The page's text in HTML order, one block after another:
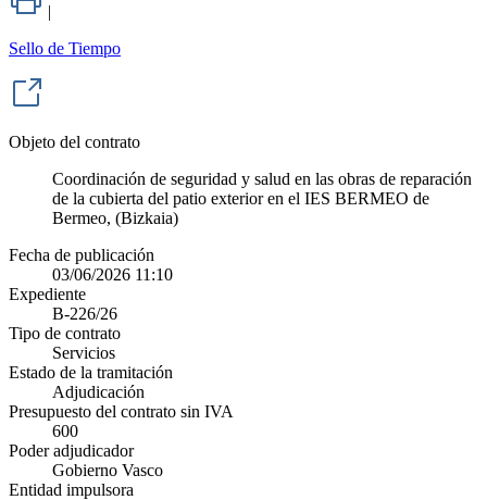
|
Sello de Tiempo
Objeto del contrato
Coordinación de seguridad y salud en las obras de reparación
de la cubierta del patio exterior en el IES BERMEO de
Bermeo, (Bizkaia)
Fecha de publicación
03/06/2026 11:10
Expediente
B-226/26
Tipo de contrato
Servicios
Estado de la tramitación
Adjudicación
Presupuesto del contrato sin IVA
600
Poder adjudicador
Gobierno Vasco
Entidad impulsora